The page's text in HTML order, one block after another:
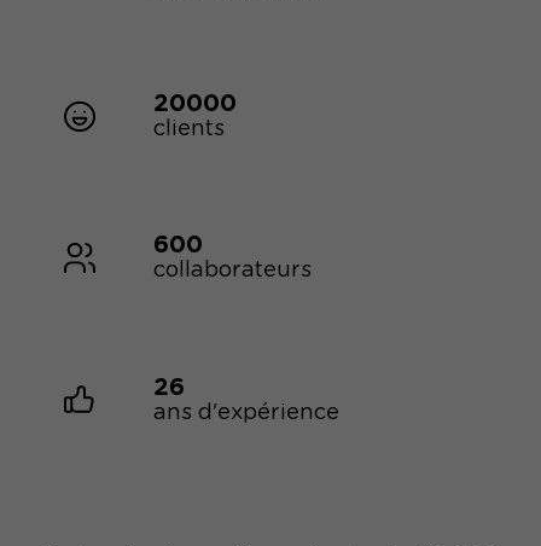
20000
clients
600
collaborateurs
26
ans d'expérience